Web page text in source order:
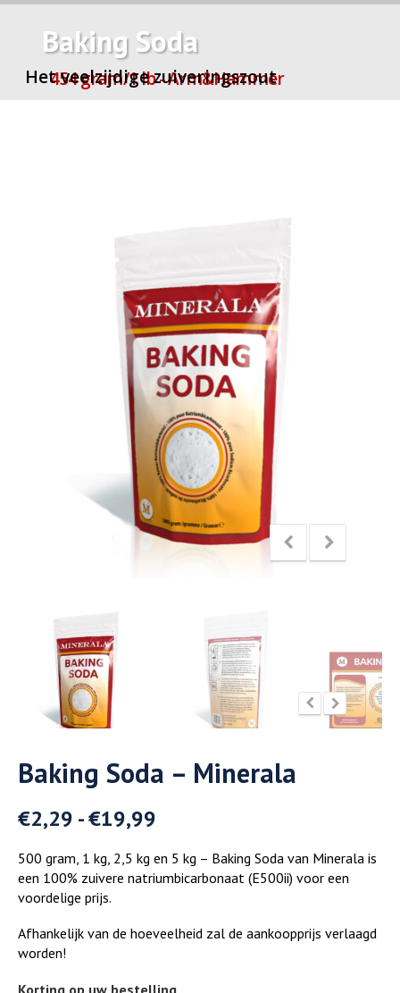
Baking Soda
454 gram/1 lb - Arm&Hammer
Het veelzijdige zuiveringszout
Baking Soda – Minerala
€2,29 -€19,99
500 gram, 1 kg, 2,5 kg en 5 kg – Baking Soda van Minerala is
een 100% zuivere natriumbicarbonaat (E500ii) voor een
voordelige prijs.
Afhankelijk van de hoeveelheid zal de aankoopprijs verlaagd
worden!
Korting op uw bestelling